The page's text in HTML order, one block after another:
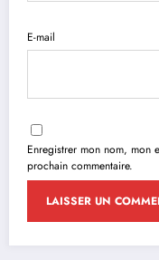
E-mail
Enregistrer mon nom, mon
prochain commentaire.